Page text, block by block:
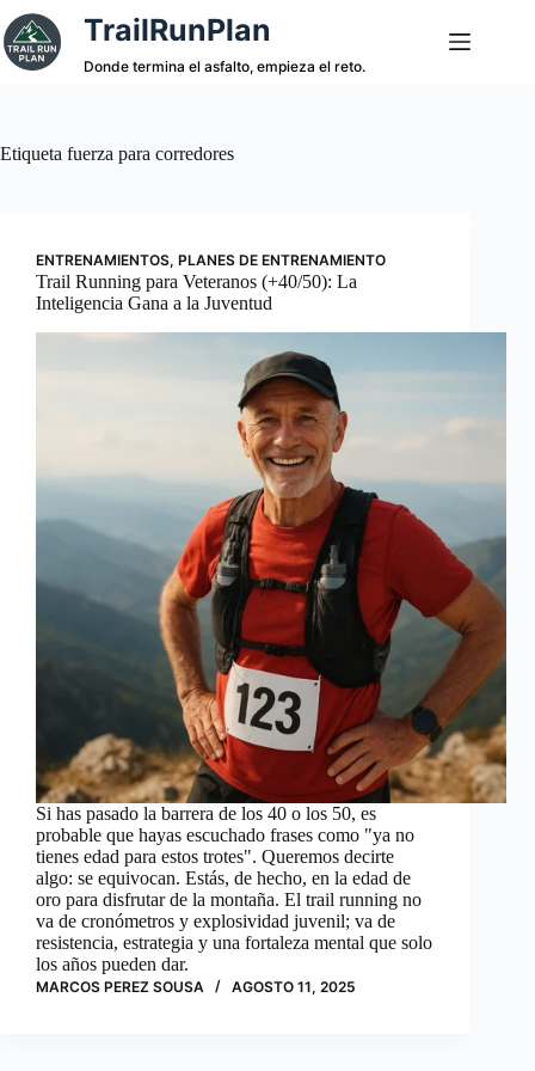
Saltar
al
contenido
TrailRunPlan
Donde termina el asfalto, empieza el reto.
Etiqueta fuerza para corredores
ENTRENAMIENTOS, PLANES DE ENTRENAMIENTO
Trail Running para Veteranos (+40/50): La
Inteligencia Gana a la Juventud
Si has pasado la barrera de los 40 o los 50, es
probable que hayas escuchado frases como "ya no
tienes edad para estos trotes". Queremos decirte
algo: se equivocan. Estás, de hecho, en la edad de
oro para disfrutar de la montaña. El trail running no
va de cronómetros y explosividad juvenil; va de
resistencia, estrategia y una fortaleza mental que solo
los años pueden dar.
MARCOS PEREZ SOUSA AGOSTO 11, 2025